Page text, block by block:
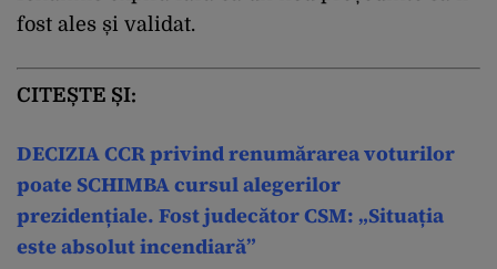
fost ales și validat.
CITEȘTE ȘI:
DECIZIA CCR privind renumărarea voturilor
poate SCHIMBA cursul alegerilor
prezidențiale. Fost judecător CSM: „Situația
este absolut incendiară”